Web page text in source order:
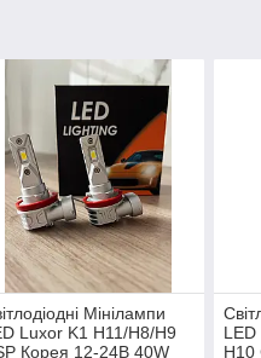
Мінілампи
Luxor K1 H11/H8/H9
Корея 12-24В 40W
H10